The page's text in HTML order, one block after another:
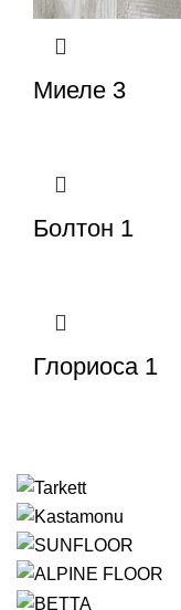
Миеле 3
Болтон 1
Глориоса 1